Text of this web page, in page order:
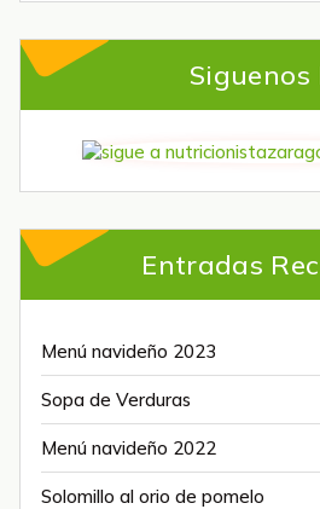
Siguenos
Entradas
Menú navideño 2023
Sopa de Verduras
Menú navideño 2022
Solomillo al orio de pomelo